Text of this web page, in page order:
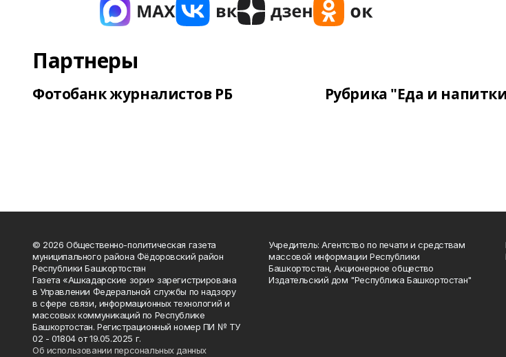
Партнеры
Фотобанк журналистов РБ Рубрика "Еда и
© 2026 Общественно-политическая газета
муниципального района Фёдоровский район
Республики Башкортостан
Газета «Ашкадарские зори» зарегистрирована
в Управлении Федеральной службы по надзору
в сфере связи, информационных технологий и
массовых коммуникаций по Республике
Башкортостан. Регистрационный номер ПИ № ТУ
02 - 01804 от 19.05.2025 г.
Об использовании персональных данных
Учредитель: Агентство по печати и средствам
массовой информации Республики
Башкортостан, Акционерное общество
Издательский дом "Республика Башкортостан"